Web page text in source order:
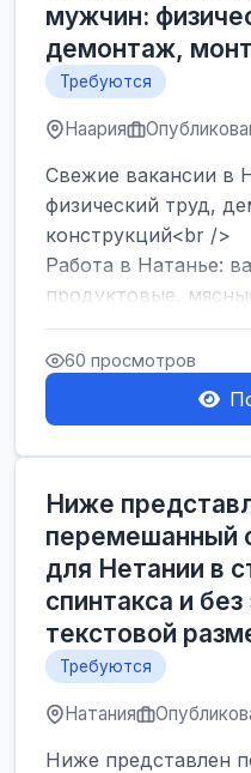
мужчин:
демонтаж,
Требуются
Наария
Свежие вакансии в
физический труд,
конструкций<br />
Работа в Натанье:
продуктовые,
лавки<br />
Разнорабочий на
60 просмотров
Ниже
перемешанный
для Нетании в
спинтакса и
текстовой
Требуются
Натания
Ниже представлен